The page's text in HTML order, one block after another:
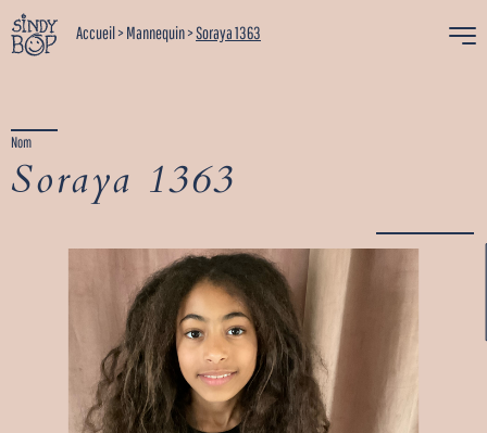
Accueil>Mannequin>Soraya 1363
Nom
Soraya 1363